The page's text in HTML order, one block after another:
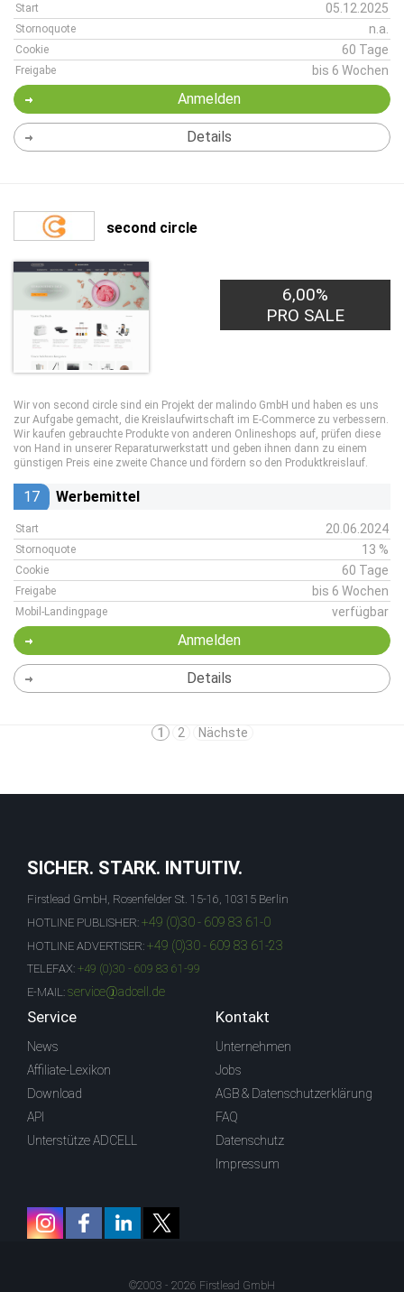
Start 05.12.2025
Stornoquote n.a.
Cookie 60 Tage
Freigabe bis 6 Wochen
Anmelden
Details
second circle
6,00%
PRO SALE
Wir von second circle sind ein Projekt der malindo GmbH und haben es uns
zur Aufgabe gemacht, die Kreislaufwirtschaft im E-Commerce zu verbessern.
Wir kaufen gebrauchte Produkte von anderen Onlineshops auf, prüfen diese
von Hand in unserer Reparaturwerkstatt und geben ihnen dann zu einem
günstigen Preis eine zweite Chance und fördern so den Produktkreislauf.
17 Werbemittel
Start 20.06.2024
Stornoquote 13 %
Cookie 60 Tage
Freigabe bis 6 Wochen
Mobil-Landingpage verfügbar
Anmelden
Details
1 2 Nächste
SICHER. STARK. INTUITIV.
Firstlead GmbH, Rosenfelder St. 15-16, 10315 Berlin
HOTLINE PUBLISHER: +49 (0)30 - 609 83 61-0
HOTLINE ADVERTISER: +49 (0)30 - 609 83 61-23
TELEFAX: +49 (0)30 - 609 83 61-99
E-MAIL: service@adcell.de
Service
News
Affiliate-Lexikon
Download
API
Unterstütze ADCELL
Kontakt
Unternehmen
Jobs
AGB & Datenschutzerklärung
FAQ
Datenschutz
Impressum
©2003 - 2026 Firstlead GmbH